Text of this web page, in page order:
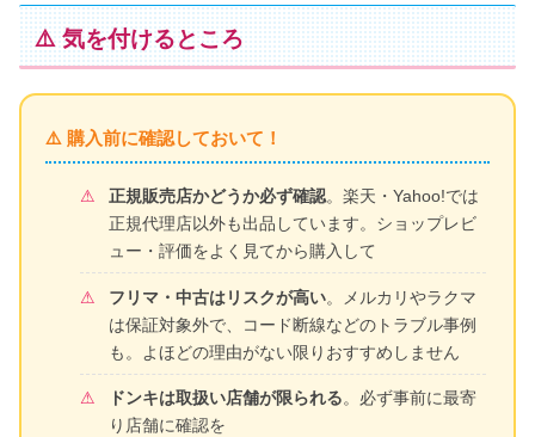
⚠️ 気を付けるところ
⚠️ 購入前に確認しておいて！
正規販売店かどうか必ず確認。楽天・Yahoo!では
正規代理店以外も出品しています。ショップレビ
ュー・評価をよく見てから購入して
フリマ・中古はリスクが高い。メルカリやラクマ
は保証対象外で、コード断線などのトラブル事例
も。よほどの理由がない限りおすすめしません
ドンキは取扱い店舗が限られる。必ず事前に最寄
り店舗に確認を